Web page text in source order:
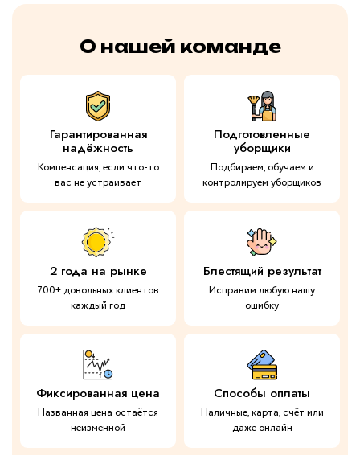
Гарантированная
надёжность
Компенсация, если что-то
вас не устраивает
Подготовленные
уборщики
Подбираем, обучаем и
контролируем уборщиков
2 года на рынке
700+ довольных клиентов
каждый год
Блестящий результат
Исправим любую нашу
ошибку
Фиксированная цена
Названная цена остаётся
неизменной
Способы оплаты
Наличные, карта, счёт или
даже онлайн
О нашей команде